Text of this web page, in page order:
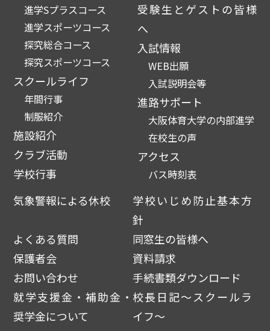
進学Sプラスコース
進学スポーツコース
探究総合コース
探究スポーツコース
スクールライフ
年間行事
制服紹介
施設紹介
クラブ活動
学校行事
受験生とゲストの皆様
へ
入試情報
WEB出願
入試説明会等
進路サポート
大阪体育大学の内部進学
在校生の声
アクセス
バス時刻表
気象警報による休校
学校いじめ防止基本方
針
よくある質問
同窓生の皆様へ
保護者会
資料請求
お問い合わせ
手続書類ダウンロード
就学支援金・補助金・
奨学金について
校長日記～スクールラ
イフ～